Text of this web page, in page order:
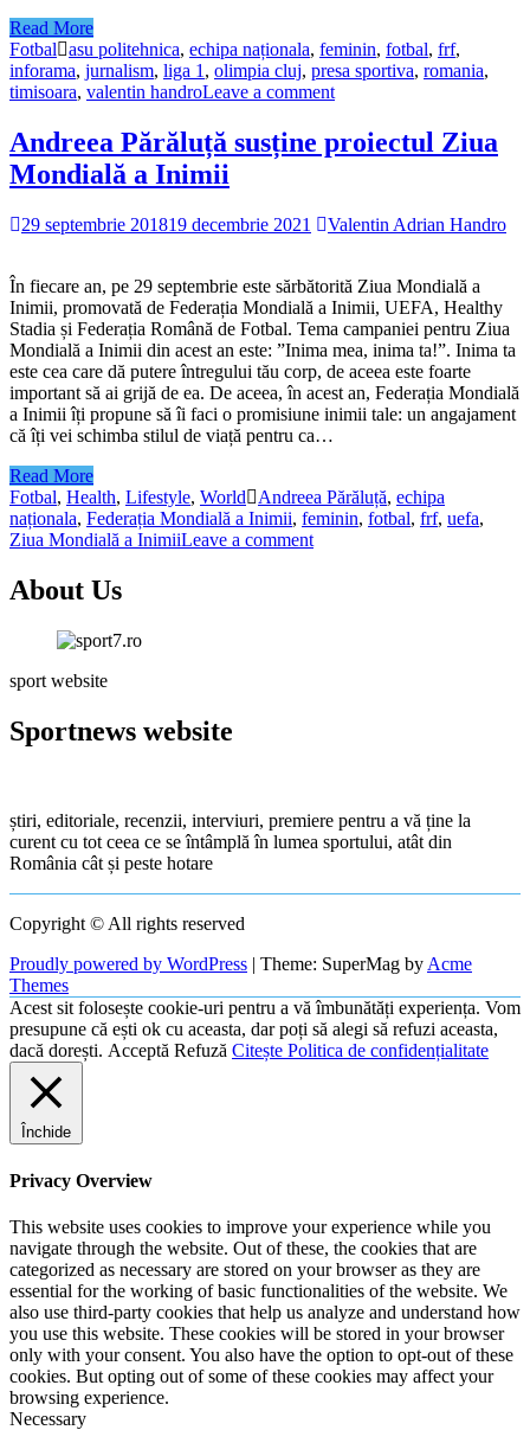
Read More
Fotbal
asu politehnica, echipa naționala, feminin, fotbal, frf,
inforama, jurnalism, liga 1 , olimpia cluj, presa sportiva, romania,
timisoara, valentin handroLeave a comment
Andreea Părăluță susține proiectul Ziua
Mondială a Inimii
29 septembrie 201819 decembrie 2021 Valentin Adrian Handro
În fiecare an, pe 29 septembrie este sărbătorită Ziua Mondială a
Inimii, promovată de Federația Mondială a Inimii, UEFA, Healthy
Stadia și Federația Română de Fotbal. Tema campaniei pentru Ziua
Mondială a Inimii din acest an este: ”Inima mea, inima ta!”. Inima ta
este cea care dă putere întregului tău corp, de aceea este foarte
important să ai grijă de ea. De aceea, în acest an, Federația Mondială
a Inimii îți propune să îi faci o promisiune inimii tale: un angajament
că îți vei schimba stilul de viață pentru ca…
Read More
Fotbal, Health, Lifestyle, World Andreea Părăluță, echipa
naționala, Federația Mondială a Inimii, feminin, fotbal, frf, uefa,
Ziua Mondială a InimiiLeave a comment
About Us
sport website
Sportnews website
știri, editoriale, recenzii, interviuri, premiere pentru a vă ține la
curent cu tot ceea ce se întâmplă în lumea sportului, atât din
România cât și peste hotare
Copyright © All rights reserved
Proudly powered by WordPress
Theme: SuperMag byAcme
Themes
Acest sit folosește cookie-uri pentru a vă îmbunătăți experiența. Vom
presupune că ești ok cu aceasta, dar poți să alegi să refuzi aceasta,
dacă dorești. Acceptă Refuză Citește Politica de confidențialitate
Închide
Privacy Overview
This website uses cookies to improve your experience while you
navigate through the website. Out of these, the cookies that are
categorized as necessary are stored on your browser as they are
essential for the working of basic functionalities of the website. We
also use third-party cookies that help us analyze and understand how
you use this website. These cookies will be stored in your browser
only with your consent. You also have the option to opt-out of these
cookies. But opting out of some of these cookies may affect your
browsing experience.
Necessary